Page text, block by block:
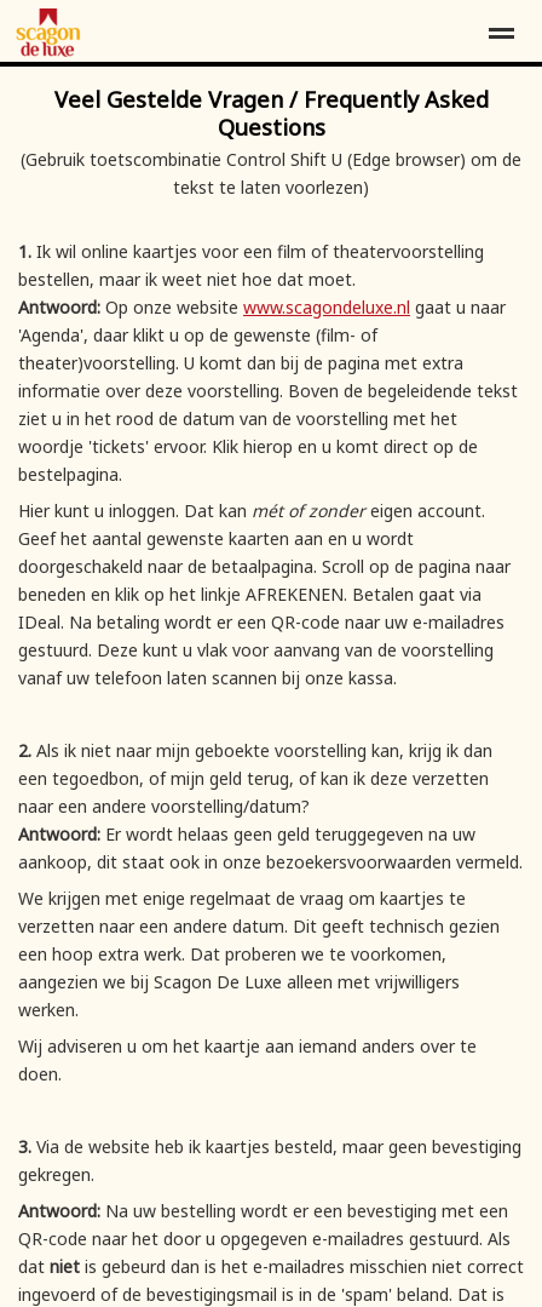
Contact Over ons Word vriend*
Locatie Agenda
Veel Gestelde Vragen / Frequently Asked
Questions
(Gebruik toetscombinatie Control Shift U (Edge browser) om de
tekst te laten voorlezen)
1. Ik wil online kaartjes voor een film of theatervoorstelling
bestellen, maar ik weet niet hoe dat moet.
Antwoord: Op onze website www.scagondeluxe.nl gaat u naar
'Agenda', daar klikt u op de gewenste (film- of
theater)voorstelling. U komt dan bij de pagina met extra
informatie over deze voorstelling. Boven de begeleidende tekst
ziet u in het rood de datum van de voorstelling met het
woordje 'tickets' ervoor. Klik hierop en u komt direct op de
bestelpagina.
Hier kunt u inloggen. Dat kan mét of zondereigen account.
Geef het aantal gewenste kaarten aan en u wordt
doorgeschakeld naar de betaalpagina. Scroll op de pagina naar
beneden en klik op het linkje AFREKENEN. Betalen gaat via
IDeal. Na betaling wordt er een QR-code naar uw e-mailadres
gestuurd. Deze kunt u vlak voor aanvang van de voorstelling
vanaf uw telefoon laten scannen bij onze kassa.
2. Als ik niet naar mijn geboekte voorstelling kan, krijg ik dan
een tegoedbon, of mijn geld terug, of kan ik deze verzetten
naar een andere voorstelling/datum?
Antwoord: Er wordt helaas geen geld teruggegeven na uw
aankoop, dit staat ook in onze bezoekersvoorwaarden vermeld.
We krijgen met enige regelmaat de vraag om kaartjes te
verzetten naar een andere datum. Dit geeft technisch gezien
een hoop extra werk. Dat proberen we te voorkomen,
aangezien we bij Scagon De Luxe alleen met vrijwilligers
werken.
Wij adviseren u om het kaartje aan iemand anders over te
doen.
3. Via de website heb ik kaartjes besteld, maar geen bevestiging
gekregen.
Antwoord: Na uw bestelling wordt er een bevestiging met een
QR-code naar het door u opgegeven e-mailadres gestuurd. Als
dat niet is gebeurd dan is het e-mailadres misschien niet correct
ingevoerd of de bevestigingsmail is in de 'spam' beland. Dat is